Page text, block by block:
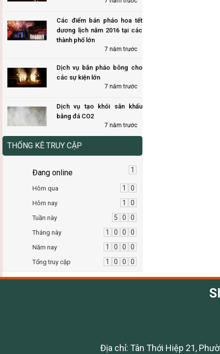
Các điểm bán pháo hoa tết
dương lịch năm 2016 tại các
thành phố lớn
7 năm trước
Dịch vụ bắn pháo bông cho
các sự kiện lớn
7 năm trước
Dịch vụ tạo khói sân khấu
bằng đá CO2
7 năm trước
THỐNG KÊ TRUY CẬP
Đang online 1
Hôm qua 1 0
Hôm nay 1 0
Tuần này 5 0 0
Tháng này 1 0 0 0
Năm nay 1 0 0 0
Tổng truy cập 1 0 0 0
Địa chỉ: Tân Thới Hiệp 21,